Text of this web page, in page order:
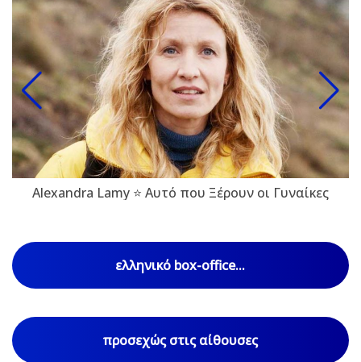
Alexandra Lamy ⭐ Αυτό που Ξέρουν οι Γυναίκες
ελληνικό box-office...
προσεχώς στις αίθουσες